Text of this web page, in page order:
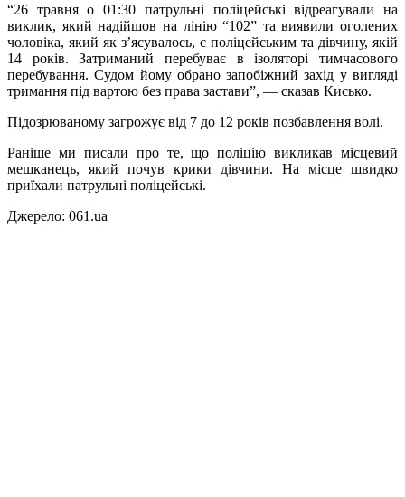
“26 травня о 01:30 патрульні поліцейські відреагували на
виклик, який надійшов на лінію “102” та виявили оголених
чоловіка, який як з’ясувалось, є поліцейським та дівчину, якій
14 років. Затриманий перебуває в ізоляторі тимчасового
перебування. Судом йому обрано запобіжний захід у вигляді
тримання під вартою без права застави”, — сказав Кисько.
Підозрюваному загрожує від 7 до 12 років позбавлення волі.
Раніше ми писали про те, що поліцію викликав місцевий
мешканець, який почув крики дівчини. На місце швидко
приїхали патрульні поліцейські.
Джерело: 061.ua